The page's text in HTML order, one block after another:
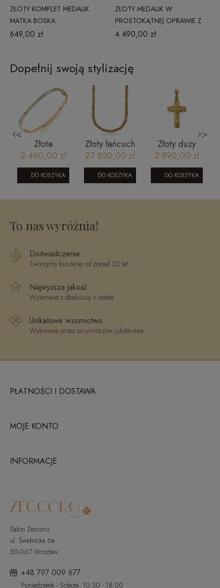
ZŁOTY KOMPLET MEDALIK
MATKA BOSKA
CZĘSTOCHOWSKA Z
649,00 zł
ZŁOTY MEDALIK W
PROSTOKĄTNEJ OPRAWIE Z
WIZERUNKIEM MATKI BOSKIEJ
4 490,00 zł
Dopełnij swoją stylizację
<
Złota
bransoletka
bangle
dwukolorowa
260920236
2 490,00 zł
DO KOSZYKA
Złoty łańcuch
męski -
królewski 5
mm 55 CM
27 800,00 zł
DO KOSZYKA
Złoty duży
krzyż z
wizerunkiem
Jezusa
2 890,00 zł
DO KOSZYKA
>
To nas wyróżnia!
Doświadczenie
Tworzymy biżuterię od ponad 25 lat
Najwyższa jakość
Wykonane z dbałością o detale
Unikatowe wzornictwo
Wykonane przez arcymistrzów jubilerstwa
PŁATNOŚCI I DOSTAWA
MOJE KONTO
INFORMACJE
Salon Zeccoro
ul. Świdnicka 6a
50-067 Wrocław
+48 797 009 677
Poniedziałek - Sobota: 10:30 - 18:00